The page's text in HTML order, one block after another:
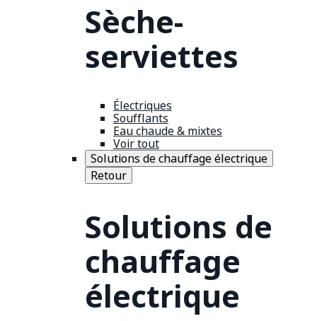
Sèche-
serviettes
Électriques
Soufflants
Eau chaude & mixtes
Voir tout
Solutions de chauffage électrique
Retour
Solutions de
chauffage
électrique